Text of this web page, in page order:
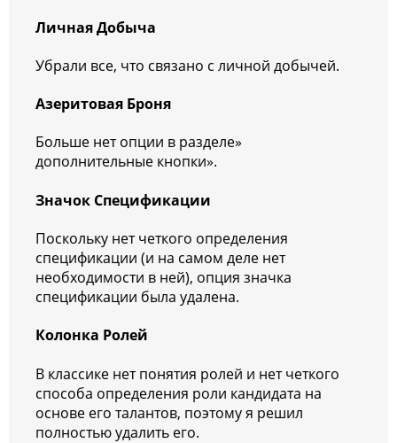
Личная Добыча
Убрали все, что связано с личной добычей.
Азеритовая Броня
Больше нет опции в разделе»
дополнительные кнопки».
Значок Спецификации
Поскольку нет четкого определения
спецификации (и на самом деле нет
необходимости в ней), опция значка
спецификации была удалена.
Колонка Ролей
В классике нет понятия ролей и нет четкого
способа определения роли кандидата на
основе его талантов, поэтому я решил
полностью удалить его.